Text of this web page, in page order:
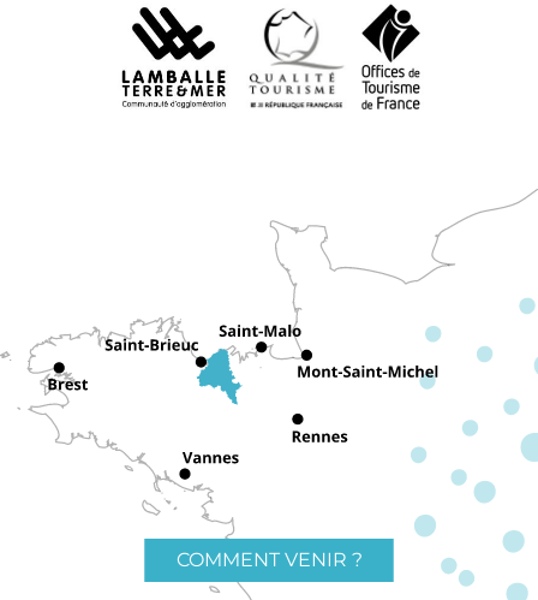
COMMENT VENIR ?